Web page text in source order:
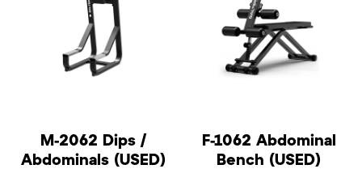
M-2062 Dips /
Abdominals (USED)
F-1062 Abdominal
Bench (USED)